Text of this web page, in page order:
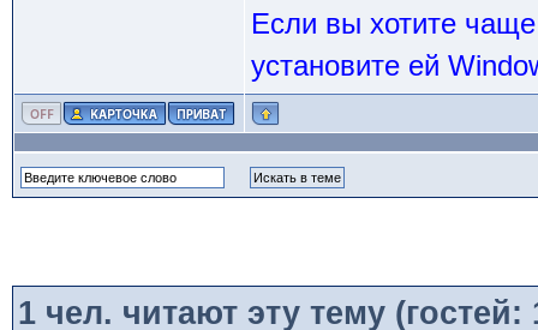
Если вы хотите
установите ей
1чел. читают эту тему